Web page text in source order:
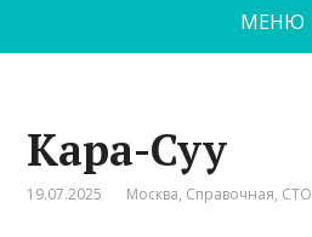
МЕНЮ
Кара-Суу
19.07.2025 Москва, Справочная, СТО